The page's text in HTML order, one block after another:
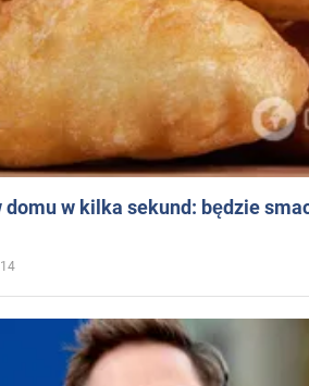
w kilka sekund: będzie